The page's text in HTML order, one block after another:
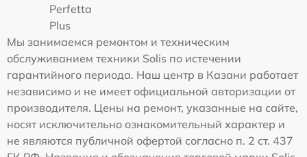
Perfetta
Plus
Мы занимаемся ремонтом и техническим
обслуживанием техники Solis по истечении
гарантийного периода. Наш центр в Казани работает
независимо и не имеет официальной авторизации от
производителя. Цены на ремонт, указанные на сайте,
носят исключительно ознакомительный характер и
не являются публичной офертой согласно п. 2 ст. 437